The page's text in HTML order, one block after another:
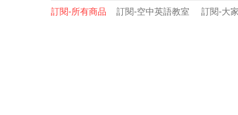
訂閱-所有商品 訂閱-空中英語教室 訂閱-大